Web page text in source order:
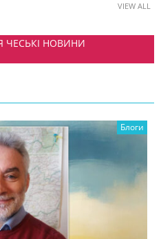
VIEW ALL
ЧЕСЬКІ НОВИНИ
Блоги